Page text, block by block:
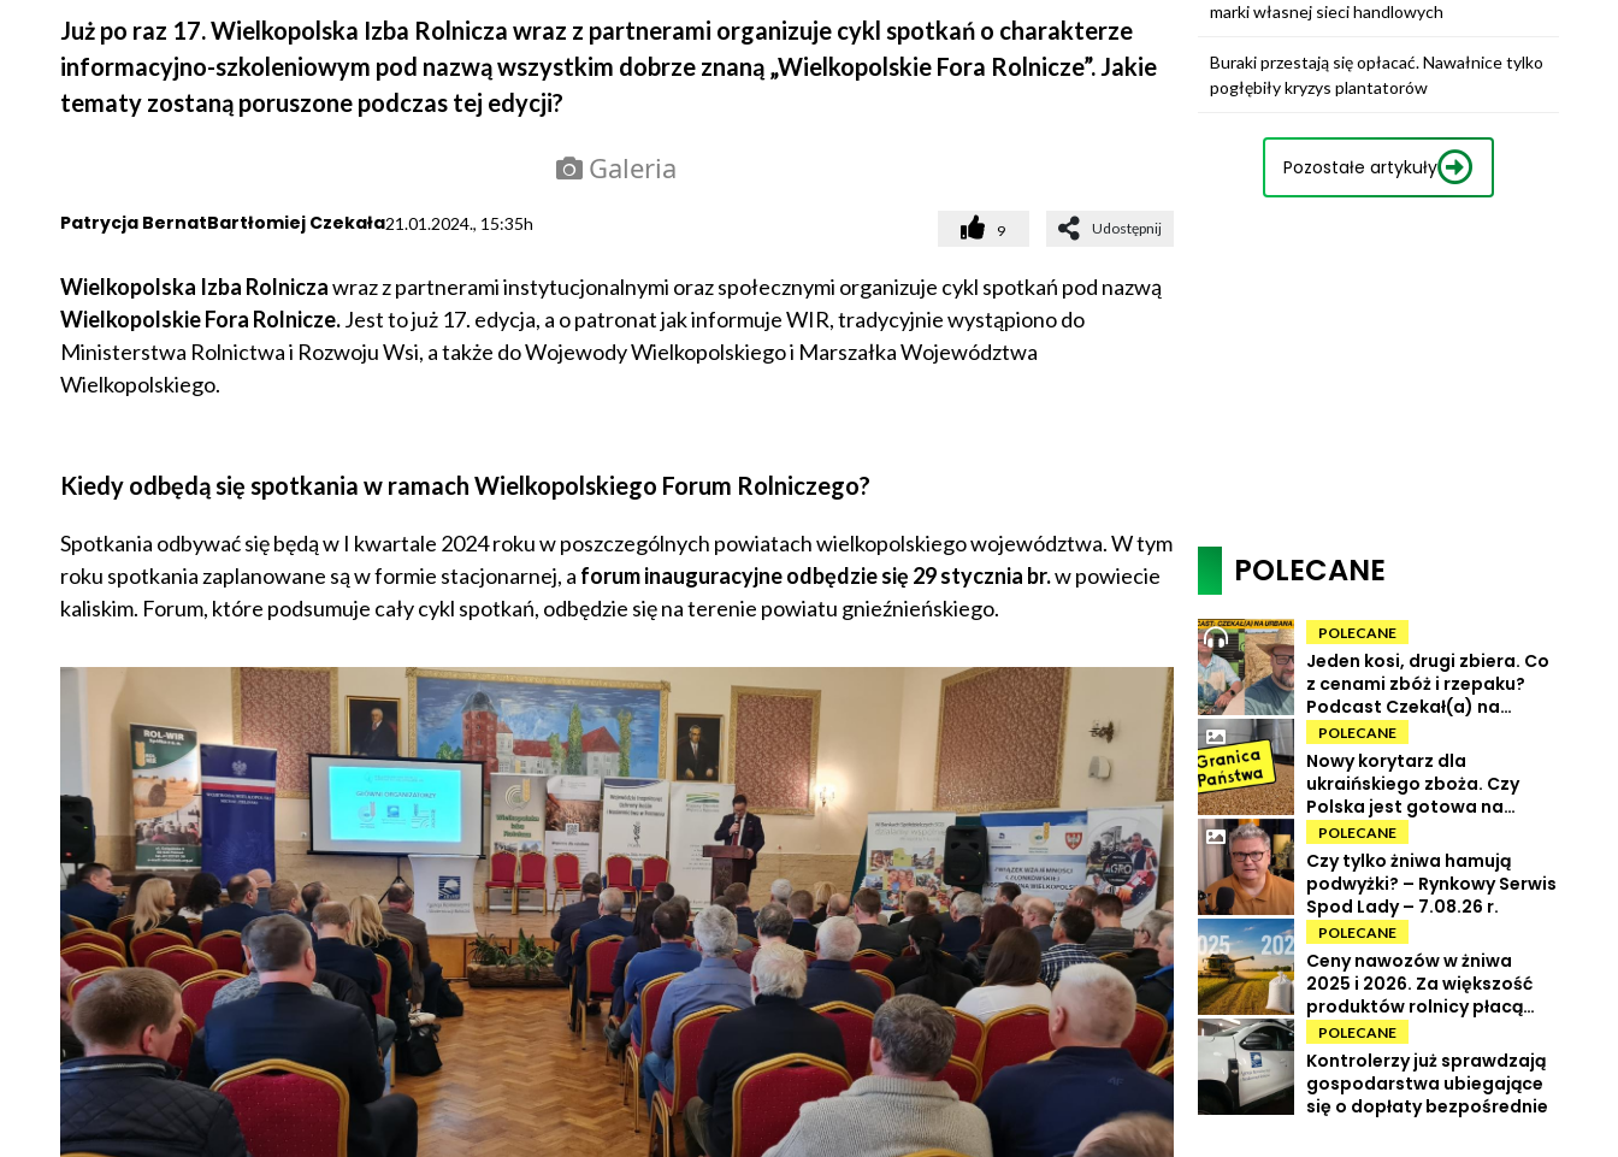
Już po raz 17. Wielkopolska Izba Rolnicza wraz z partnerami organizuje cykl spotkań o charakterze
informacyjno-szkoleniowym pod nazwą wszystkim dobrze znaną „Wielkopolskie Fora Rolnicze”. Jakie
tematy zostaną poruszone podczas tej edycji?
Galeria
Patrycja BernatBartłomiej Czekała21.01.2024., 15:35h 9 Udostępnij
Wielkopolska Izba Rolniczawraz z partnerami instytucjonalnymi oraz społecznymi organizuje cykl spotkań pod nazwą
Wielkopolskie Fora Rolnicze.Jest to już 17. edycja, a o patronat jak informuje WIR, tradycyjnie wystąpiono do
Ministerstwa Rolnictwa i Rozwoju Wsi, a także do Wojewody Wielkopolskiego i Marszałka Województwa
Wielkopolskiego.
Kiedy odbędą się spotkania w ramach Wielkopolskiego Forum Rolniczego?
Spotkania odbywać się będą w I kwartale 2024 roku w poszczególnych powiatach wielkopolskiego województwa. W tym
roku spotkania zaplanowane są w formie stacjonarnej, a forum inauguracyjne odbędzie się 29 stycznia br.w powiecie
kaliskim. Forum, które podsumuje cały cykl spotkań, odbędzie się na terenie powiatu gnieźnieńskiego.
marki własnej sieci handlowych
Buraki przestają się opłacać. Nawałnice tylko
pogłębiły kryzys plantatorów
Pozostałe artykuły
POLECANE
POLECANE
Jeden kosi, drugi zbiera. Co
z cenami zbóż i rzepaku?
Podcast Czekał(a) na
Urbana odc. 73
POLECANE
Nowy korytarz dla
ukraińskiego zboża. Czy
Polska jest gotowa na
powrót tranzytu?
POLECANE
Czy tylko żniwa hamują
podwyżki? – Rynkowy Serwis
Spod Lady – 7.08.26 r.
POLECANE
Ceny nawozów w żniwa
2025 i 2026. Za większość
produktów rolnicy płacą
więcej
POLECANE
Kontrolerzy już sprawdzają
gospodarstwa ubiegające
się o dopłaty bezpośrednie